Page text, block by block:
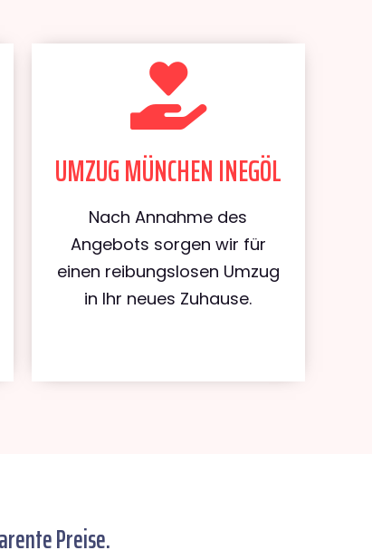
UMZUG MÜNCHEN INEGÖL
Nach Annahme des
Angebots sorgen wir für
einen reibungslosen Umzug
in Ihr neues Zuhause.
Preise.